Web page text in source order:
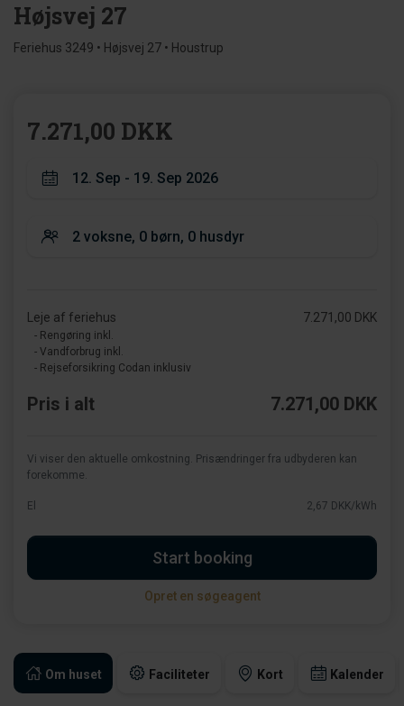
Højsvej 27
Feriehus 3249 • Højsvej 27 • Houstrup
Om huset Faciliteter Kort Kalender
7.271,00 DKK
Leje af feriehus
- Rengøring inkl.
- Vandforbrug inkl.
- Rejseforsikring Codan inklusiv
7.271,00 DKK
Pris i alt 7.271,00 DKK
Vi viser den aktuelle omkostning. Prisændringer fra udbyderen kan
forekomme.
El 2,67 DKK/kWh
Start booking
Opret en søgeagent